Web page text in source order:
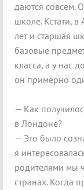
даются совсем.
школе. Кстати, в
лет и старшая
базовые
класса, а у нас
он примерно
— Как
в Лондоне?
— Это было
я
родителями мы
странах. Когда